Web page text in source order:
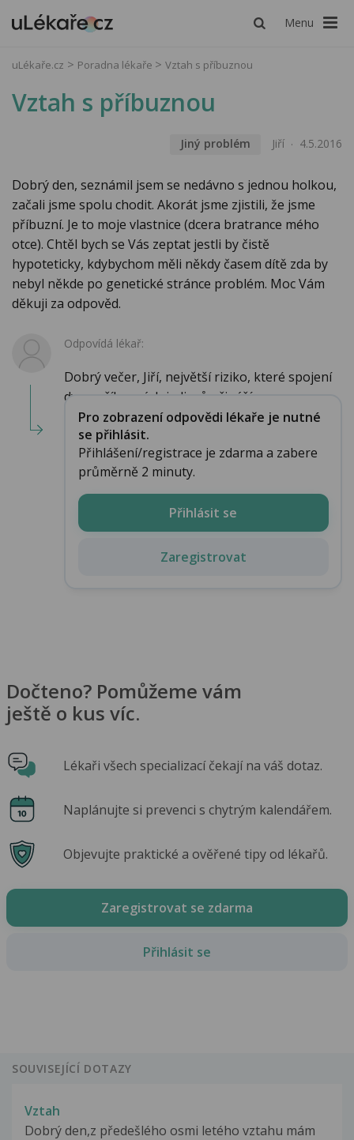
Menu
uLékaře.cz Poradna lékaře Vztah s příbuznou
Vztah s příbuznou
Jiný problém Jiří 4.5.2016
Dobrý den, seznámil jsem se nedávno s jednou holkou,
začali jsme spolu chodit. Akorát jsme zjistili, že jsme
příbuzní. Je to moje vlastnice (dcera bratrance mého
otce). Chtěl bych se Vás zeptat jestli by čistě
hypoteticky, kdybychom měli někdy časem dítě zda by
nebyl někde po genetické stránce problém. Moc Vám
děkuji za odpověd.
Odpovídá lékař:
Dobrý večer, Jiří, největší riziko, které spojení
dvou příbuzných jedinců přináší, ...
Pro zobrazení odpovědi lékaře je nutné
se přihlásit.
Přihlášení/registrace je zdarma a zabere
průměrně 2 minuty.
Přihlásit se
Zaregistrovat
Dočteno? Pomůžeme vám
ještě o kus víc.
Lékaři všech specializací čekají na váš dotaz.
Naplánujte si prevenci s chytrým kalendářem.
Objevujte praktické a ověřené tipy od lékařů.
Zaregistrovat se zdarma
Přihlásit se
SOUVISEJÍCÍ DOTAZY
Vztah
Dobrý den,z předešlého osmi letého vztahu mám